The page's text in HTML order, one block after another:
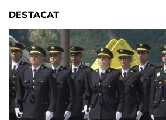
DESTACAT